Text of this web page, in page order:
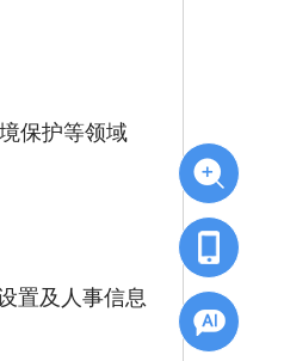
保护等领域
置及人事信息